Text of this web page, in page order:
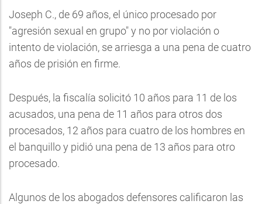
Joseph C., de 69 años, el único procesado por
"agresión sexual en grupo" y no por violación o
intento de violación, se arriesga a una pena de cuatro
años de prisión en firme.
Después, la fiscalía solicitó 10 años para 11 de los
acusados, una pena de 11 años para otros dos
procesados, 12 años para cuatro de los hombres en
el banquillo y pidió una pena de 13 años para otro
procesado.
Algunos de los abogados defensores calificaron las